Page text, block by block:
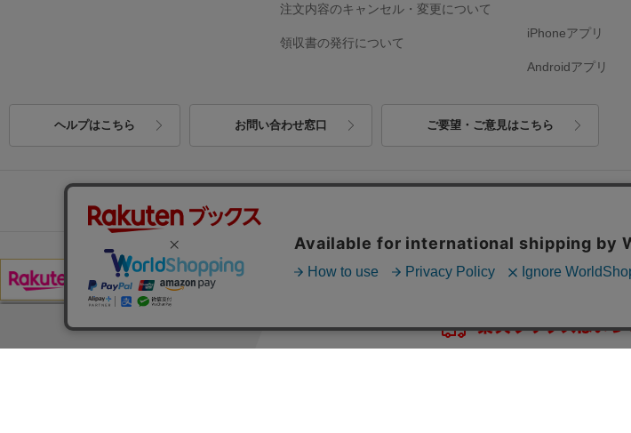
注文内容のキャンセル・変更について
領収書の発行について
iPhoneアプリ
Androidアプリ
ヘルプはこちら お問い合わせ窓口 ご要望・ご意見はこちら